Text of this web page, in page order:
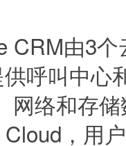
CRM由3
呼叫中心
网络和存
，用